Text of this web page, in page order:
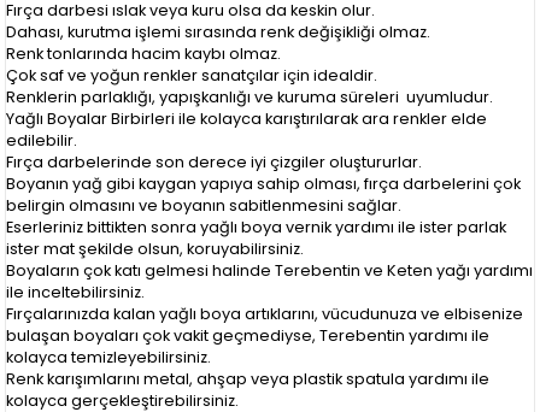
Fırça darbesi ıslak veya kuru olsa da keskin olur.
Dahası, kurutma işlemi sırasında renk değişikliği olmaz.
Renk tonlarında hacim kaybı olmaz.
Çok saf ve yoğun renkler sanatçılar için idealdir.
Renklerin parlaklığı, yapışkanlığı ve kuruma süreleri uyumludur.
Yağlı Boyalar Birbirleri ile kolayca karıştırılarak ara renkler elde
edilebilir.
Fırça darbelerinde son derece iyi çizgiler oluştururlar.
Boyanın yağ gibi kaygan yapıya sahip olması, fırça darbelerini çok
belirgin olmasını ve boyanın sabitlenmesini sağlar.
Eserleriniz bittikten sonra yağlı boya vernik yardımı ile ister parlak
ister mat şekilde olsun, koruyabilirsiniz.
Boyaların çok katı gelmesi halinde Terebentin ve Keten yağı yardımı
ile inceltebilirsiniz.
Fırçalarınızda kalan yağlı boya artıklarını, vücudunuza ve elbisenize
bulaşan boyaları çok vakit geçmediyse, Terebentin yardımı ile
kolayca temizleyebilirsiniz.
Renk karışımlarını metal, ahşap veya plastik spatula yardımı ile
kolayca gerçekleştirebilirsiniz.